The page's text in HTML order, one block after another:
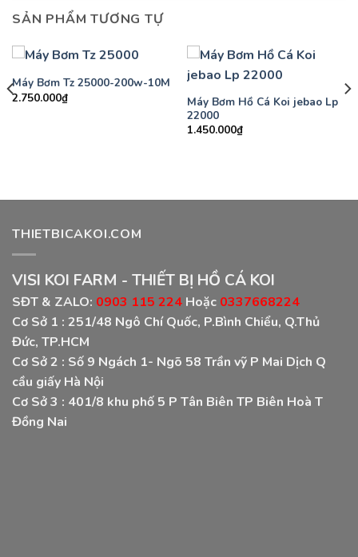
SẢN PHẨM TƯƠNG TỰ
Máy Bơm Tz 25000-200w-10M
2.750.000₫
Máy Bơm Hồ Cá Koi jebao Lp
22000
1.450.000₫
THIETBICAKOI.COM
VISI KOI FARM - THIẾT BỊ HỒ CÁ KOI
SĐT & ZALO: 0903 115 224 Hoặc 0337668224
Cơ Sở 1 : 251/48 Ngô Chí Quốc, P.Bình Chiểu, Q.Thủ
Đức, TP.HCM
Cơ Sở 2 : Số 9 Ngách 1- Ngõ 58 Trần vỹ P Mai Dịch Q
cầu giấy Hà Nội
Cơ Sở 3 : 401/8 khu phố 5 P Tân Biên TP Biên Hoà T
Đồng Nai